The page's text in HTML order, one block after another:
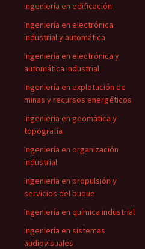
Ingeniería en edificación
Ingeniería en electrónica
industrial y automática
Ingeniería en electrónica y
automática industrial
Ingeniería en explotación de
minas y recursos energéticos
Ingeniería en geomática y
topografía
Ingeniería en organización
industrial
Ingeniería en propulsión y
servicios del buque
Ingeniería en química industrial
Ingeniería en sistemas
audiovisuales